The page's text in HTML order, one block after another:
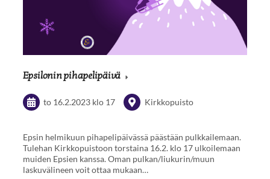
Epsilonin pihapelipäivä
to 16.2.2023 klo 17 Kirkkopuisto
Epsin helmikuun pihapelipäivässä päästään pulkkailemaan.
Tulehan Kirkkopuistoon torstaina 16.2. klo 17 ulkoilemaan
muiden Epsien kanssa. Oman pulkan/liukurin/muun
laskuvälineen voit ottaa mukaan…